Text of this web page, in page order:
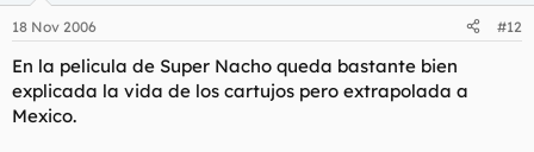
18 Nov 2006 #12
En la pelicula de Super Nacho queda bastante bien
explicada la vida de los cartujos pero extrapolada a
Mexico.